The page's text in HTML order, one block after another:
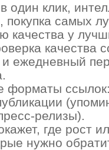
клик,
покупка самых
качества у
качества
ежедневный
форматы
релизы).
где рост
нужно